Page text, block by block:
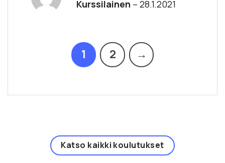
Arvostelu
Kurssilainen – 28.1.2021
1 2 →
Katso kaikki koulutukset